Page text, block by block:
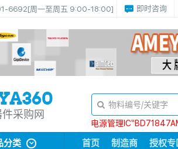
6692[周一至周五 9:00-18:00] 即时咨询
采购网
电源管理
分类 首页 制造商 授权专